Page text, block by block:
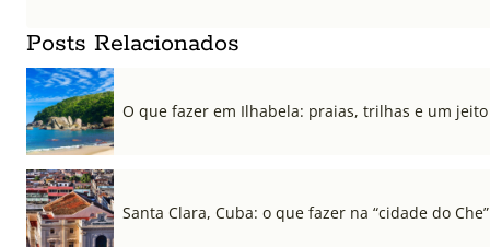
Posts Relacionados
O que fazer em Ilhabela: praias, trilhas e um
Santa Clara, Cuba: o que fazer na “cidade do Che”